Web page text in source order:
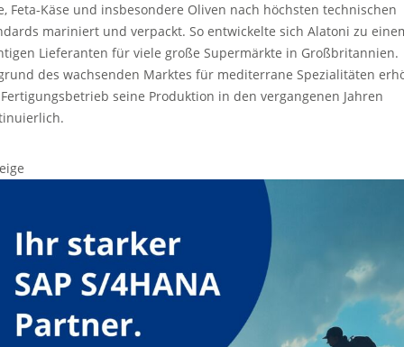
Feta-Käse und insbesondere Oliven nach höchsten technischen
mariniert und verpackt. So entwickelte sich Alatoni zu
Lieferanten für viele große Supermärkte in Großbritannien.
des wachsenden Marktes für mediterrane Spezialitäten
seine Produktion in den vergangenen Jahren